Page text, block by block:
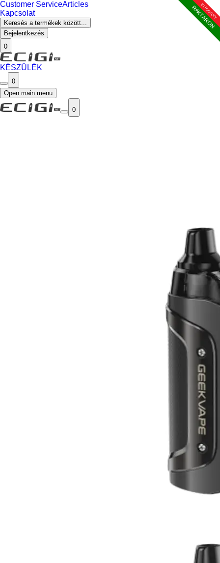
Customer ServiceArticles
Kapcsolat
Keresés a termékek között...
Bejelentkezés
0
KÉSZÜLÉK
0
Open main menu
0
RAKTÁRON
ELFOGYOTT
ELFOGYOTT
ELFOGYOTT